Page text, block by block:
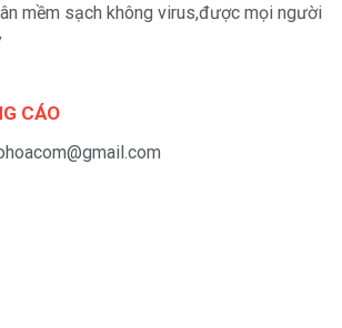
mềm sạch không virus,được mọi người
CÁO